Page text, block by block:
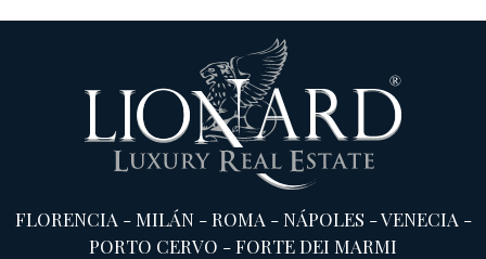
FLORENCIA -MILÁN-ROMA -NÁPOLES -VENECIA -
PORTO CERVO -FORTE DEI MARMI